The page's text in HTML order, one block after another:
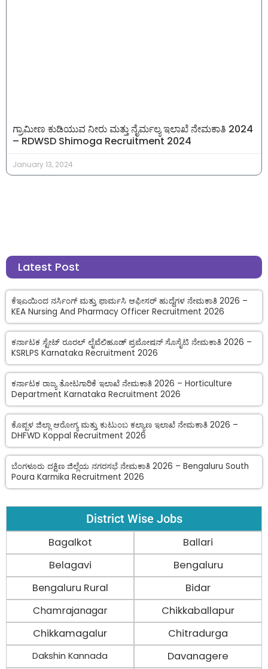
ಗ್ರಾಮೀಣ ಕುಡಿಯುವ ನೀರು ಮತ್ತು ನೈರ್ಮಲ್ಯ ಇಲಾಖೆ ನೇಮಕಾತಿ 2024
– RDWSD Shimoga Recruitment 2024
January 13, 2024
Latest Post
ಕೆಇಎಯಿಂದ ನರ್ಸಿಂಗ್ ಮತ್ತು ಫಾರ್ಮಸಿ ಆಫೀಸರ್ ಹುದ್ದೆಗಳ ನೇಮಕಾತಿ 2026 –
KEA Nursing And Pharmacy Officer Recruitment 2026
ಕರ್ನಾಟಕ ಸ್ಟೇಟ್ ರೂರಲ್ ಲೈವೆಲಿಹೂಡ್ ಪ್ರಮೋಷನ್ ಸೊಸೈಟಿ ನೇಮಕಾತಿ 2026 –
KSRLPS Karnataka Recruitment 2026
ಕರ್ನಾಟಕ ರಾಜ್ಯ ತೋಟಗಾರಿಕೆ ಇಲಾಖೆ ನೇಮಕಾತಿ 2026 – Horticulture
Department Karnataka Recruitment 2026
ಕೊಪ್ಪಳ ಜಿಲ್ಲಾ ಆರೋಗ್ಯ ಮತ್ತು ಕುಟುಂಬ ಕಲ್ಯಾಣ ಇಲಾಖೆ ನೇಮಕಾತಿ 2026 –
DHFWD Koppal Recruitment 2026
ಬೆಂಗಳೂರು ದಕ್ಷಿಣ ಜಿಲ್ಲೆಯ ನಗರಸಭೆ ನೇಮಕಾತಿ 2026 – Bengaluru South
Poura Karmika Recruitment 2026
District Wise Jobs
Bagalkot
Ballari
Belagavi
Bengaluru
Bengaluru Rural
Bidar
Chamrajanagar
Chikkaballapur
Chikkamagalur
Chitradurga
Dakshin Kannada
Davanagere